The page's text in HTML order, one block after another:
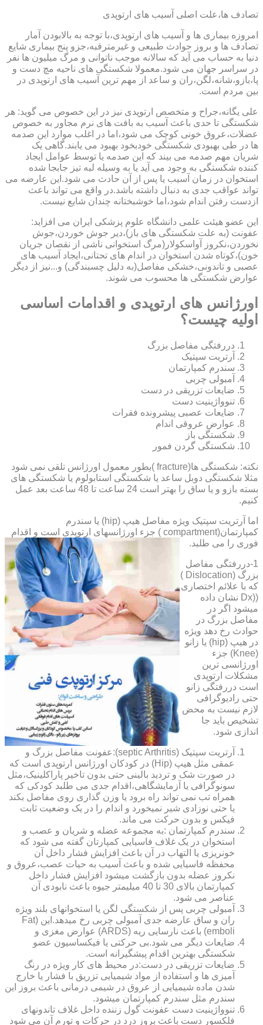
تصادف ها،علت اصلی آسیب های ارتوپدی
امروزه بیماری ها و آسیب های ارتوپدی،با توجه به بالابودن آمار
تصادف ها و بروز حوادث طبیعی و غیرمترقبه،جزو پنج بیماری شایع
دنیا به حساب می آید که سالانه موجب ناتوانی و مرگ میلیون ها نفر
در سراسر جهان می شود.معمولا شکستگی های ناحیه مچ دست و
پا،بازو،شانه،لگن،ران و ساعد از مهم ترین آسیب های ارتوپدی در
بین مردم است.
علی یگانه،جراح و متخصص ارتوپدی نیز در این خصوص می گوید: هر
شکستگی تا حدی باعث آسیب به بافت های نرم مجاور به خصوص
عضلات،عروق خونی کوچک می شود،اما در اغلب موارد این صدمه
ها در طی بهبودی شکستگی خودبخود بهبود می یابند.گاهی یک
شریان مهم صدمه می بیند که این صدمه یا توسط عوامل ایجاد
کننده شکستگی به وجود می آید یا به وسیله لبه تیز جابجا شده
استخوان در زمان آسیب یا پس از آن حادث می شود.این عارضه می
تواند عواقب جدی به دنبال داشته باشد.در واقع می تواند باعث
ازدست رفتن اندام شود،اما خوشبختانه چندان شایع نیست.
این عضو هیئت علمی دانشگاه علوم پزشکی ایران می افزاید:
عفونت (به علت شکستگی های باز)،دیر جوش خوردن،جوش
نخوردن،نکروز آواسکولار(مرگ استخوانی ناشی از نقصان جریان
خون)،کوتاه شدن استخوان در اندام های تحتانی،ایجاد آسیب های
عصبی و تاندونی،خشکی مفاصل(به دلیل چسبندگی) و...نیز از دیگر
عوارض شکستگی ها محسوب می شوند.
اورژانس های ارتوپدی و اقدامات اساسی
اولیه چیست؟
دررفتگی مفاصل بزرگ
آرتریت سپتیک
سندرم کمپارتمان
آمبولی چربی
ضایعات تزریقی در دست
تنوواژینیت دست
ضایعات عصبی پیشرونده فقرات
عوارض عروقی اندام
شکستگی باز
شکستگی گردن فمور
نکته: شکستگی ها(fracture )بطور معمول اورژانس تلقی نمی شود
مثلا شکستگی دوبل ساعد یا شکستگی استابولوم یا شکستگی های
بسته بازو و یا ساق را بهتر است 24 ساعت تا 48 ساعت بعد عمل
کنیم.
اما آرتریت سپتیک ویژه مفاصل هیپ (hip) یا سندرم
کمپارتمان(compartment ) جزء اورژانسهای ارتوپدی است و اقدام
فوری را می طلبد.
1-دررفتگی مفاصل
بزرگ (Dislocation )
که با علائم اختصاری
((Dx نشان داده
میشود اگر در
مفاصل بزرگ در
حوادث رخ دهد ویژه
در هیپ (hip) یا زانو
(Knee) جزء
اورژانسی ترین
مشکلات ارتوپدی
است دررفتگی زانو
حتی رادیوگرافی
لازم نیست به محض
تشخیص باید جا
اندازی شود.
آرتریت سپتیک (septic Arthritis):عفونت مفاصل بزرگ و
عمقی مثل هیپ (Hip) در کودکان اورژانس ارتوپدی است که
در صورت شک و تردید بالینی حتی بدون تاخیر پاراکلینیک،مثل
سونوگرافی یا آزمایشگاهی،اقدام جدی می طلبد کودکی که
همراه تب نمی تواند راه برود یا وزن گذاری روی مفاصل بکند
یا حتی نوزادی شیر نمیخورد و اندام را در یک وضعیت ثابت
فیکس و بدون حرکت می ماند.
سندرم کمپارتمان :به مجموعه عضله و شریان و عصب و
استخوان در یک غلاف فاسیایی کمپارتان گفته می شود که
خونریزی یا التهاب در آن باعث افزایش فشار داخل آن
محفظه فاسیایی شده و باعث آسیب به حیات عصب،عروق و
نکروز عضله بدون بازگشت میشود افزایش فشار داخل
کمپارتمان بالای 30 تا 40 میلیمتر جیوه باعث نابودی آن
عناصر می شود.
آمبولی چربی پس از شکستگی لگن یا استخوانهای بلند ویژه
ران و ساق عارضه جدی آمبولی چربی رخ میدهد.این (Fat
emboli) باعث نارسایی ریه (ARDS) عوارض مغزی و
ضایعات دیگر می شود.بی حرکتی یا فیکساسیون عضو
شکستگی بهترین اقدام پیشگیرانه است.
ضایعات تزریقی در دست:در محیط های کار ویژه در رنگ
آمیزی ها و استفاده از مواد شیمیایی تزریق با فشار یا خارج
شدن ماده شیمیایی از عروق در شیمی درمانی باعث بروز این
سندرم مثل سندرم کمپارتمان میشود.
تنوواژینیت دست عفونت گول زننده داخل غلاف تاندونهای
فلکسور دست باعث بروز درد در حرکات و تورم آن می شود